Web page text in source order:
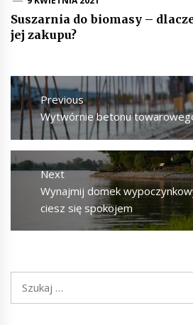
Suszarnia do biomasy –
jej zakupu?
Nawigacja
wpisuPrevious
Previous
post:
Wytwórnie betonu
Next
Next
post:
Wynajmij domek
ciesz się spokojem